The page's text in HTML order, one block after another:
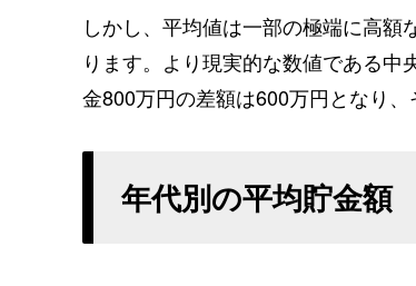
しかし、平均値は一部の極端に高
ります。より現実的な数値である
金800万円の差額は600万円となり、
年代別の平均貯金額